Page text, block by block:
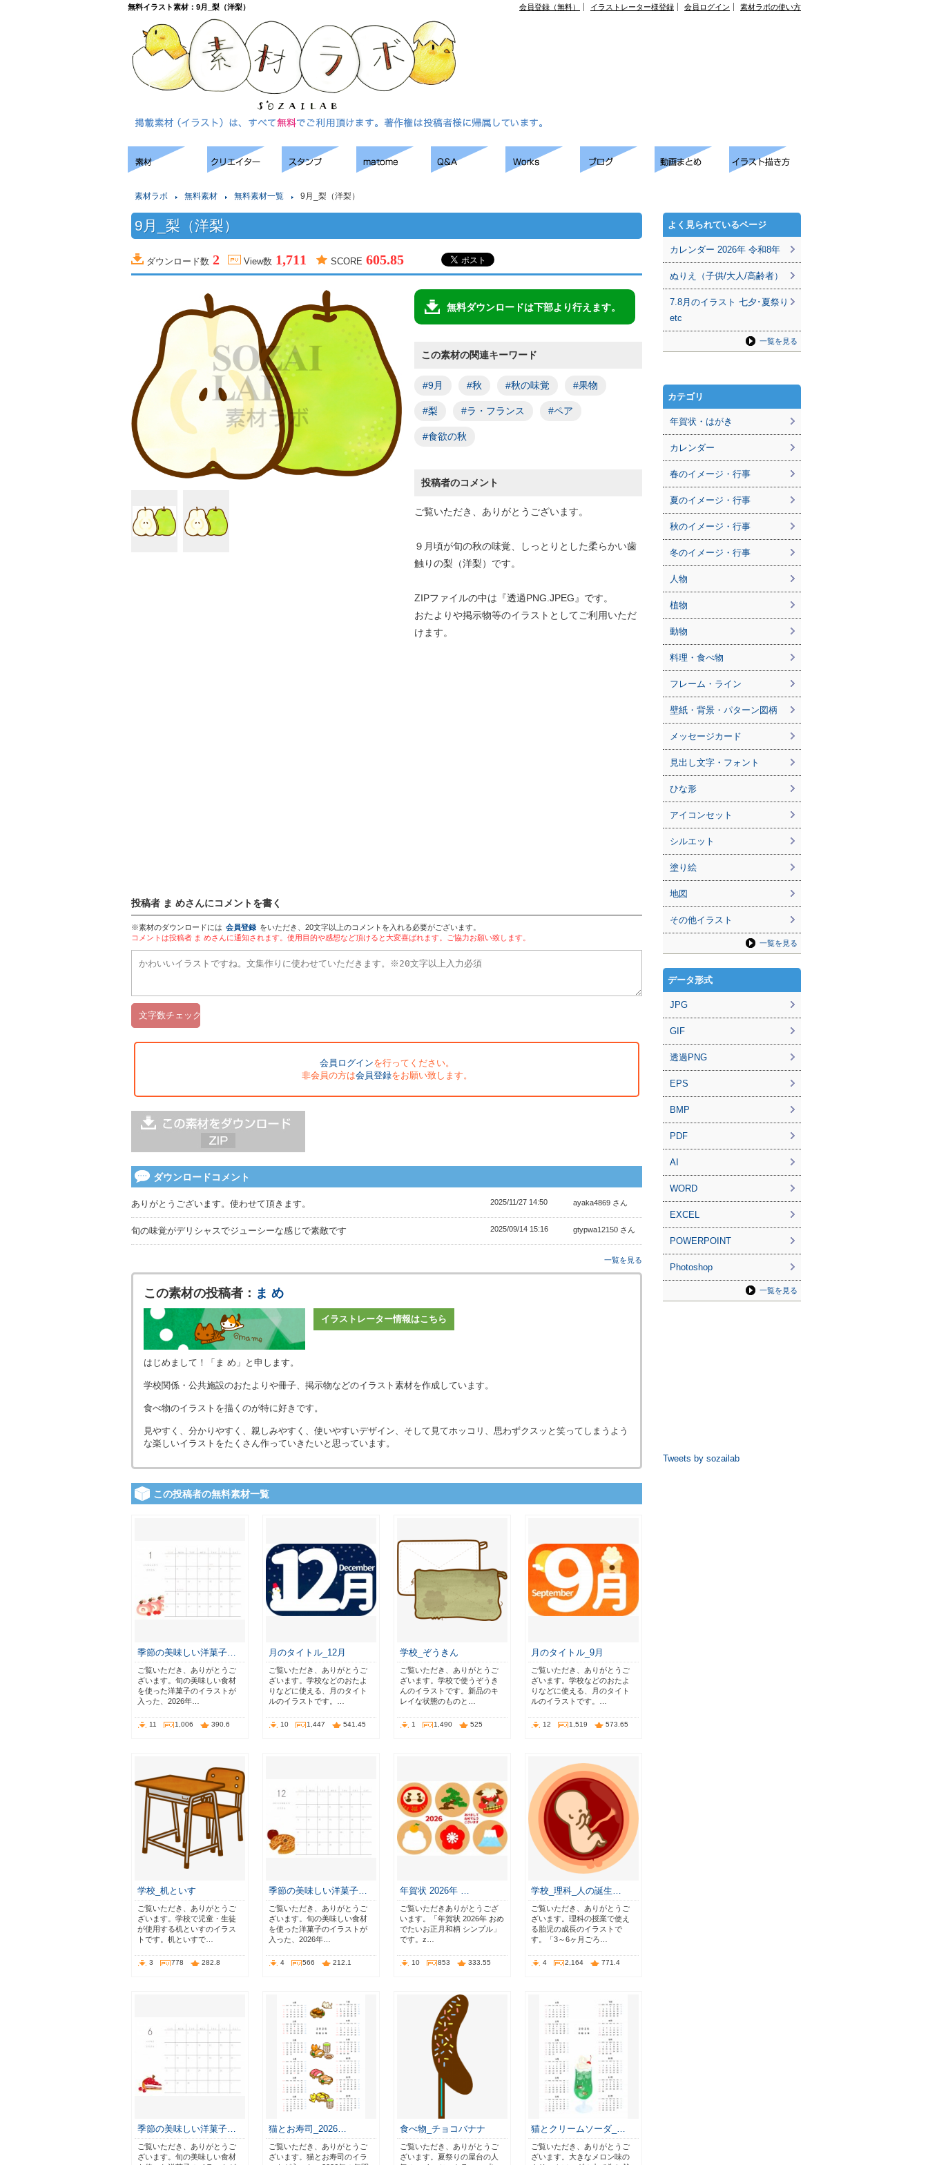
無料イラスト素材：9月_梨（洋梨） 会員登録（無料） イラストレーター様登録 会員ログイン 素材ラボの使い方
素材ラボ 無料素材 無料素材一覧 9月_梨（洋梨）
9月_梨（洋梨）
ダウンロード数 2 View数 1,711 SCORE 605.85
無料ダウンロードは下部より行えます。
この素材の関連キーワード
#9月 #秋 #秋の味覚 #果物
#梨 #ラ・フランス #ペア
#食欲の秋
投稿者のコメント
ご覧いただき、ありがとうございます。
９月頃が旬の秋の味覚、しっとりとした柔らかい歯
触りの梨（洋梨）です。
ZIPファイルの中は『透過PNG.JPEG』です。
おたよりや掲示物等のイラストとしてご利用いただ
けます。
投稿者 ま めさんにコメントを書く
※素材のダウンロードには 会員登録 をいただき、20文字以上のコメントを入れる必要がございます。
コメントは投稿者 ま めさんに通知されます。使用目的や感想など頂けると大変喜ばれます。ご協力お願い致します。
会員ログインを行ってください。
非会員の方は会員登録をお願い致します。
ダウンロードコメント
ありがとうございます。使わせて頂きます。 2025/11/27 14:50 ayaka4869 さん
旬の味覚がデリシャスでジューシーな感じで素敵です 2025/09/14 15:16 gtypwa12150 さん
一覧を見る
この素材の投稿者： ま め
イラストレーター情報はこちら
はじめまして！「ま め」と申します。
学校関係・公共施設のおたよりや冊子、掲示物などのイラスト素材を作成しています。
食べ物のイラストを描くのが特に好きです。
見やすく、分かりやすく、親しみやすく、使いやすいデザイン、そして見てホッコリ、思わずクスッと笑ってしまうよう
な楽しいイラストをたくさん作っていきたいと思っています。
この投稿者の無料素材一覧
季節の美味しい洋菓子…
ご覧いただき、ありがとうご
ざいます。旬の美味しい食材
を使った洋菓子のイラストが
入った、2026年…
11 1,006 390.6
月のタイトル_12月
ご覧いただき、ありがとうご
ざいます。学校などのおたよ
りなどに使える、月のタイト
ルのイラストです。…
10 1,447 541.45
学校_ぞうきん
ご覧いただき、ありがとうご
ざいます。学校で使うぞうき
んのイラストです。新品のキ
レイな状態のものと…
1 1,490 525
月のタイトル_9月
ご覧いただき、ありがとうご
ざいます。学校などのおたよ
りなどに使える、月のタイト
ルのイラストです。…
12 1,519 573.65
学校_机といす
ご覧いただき、ありがとうご
ざいます。学校で児童・生徒
が使用する机といすのイラス
トです。机といすで…
3 778 282.8
季節の美味しい洋菓子…
ご覧いただき、ありがとうご
ざいます。旬の美味しい食材
を使った洋菓子のイラストが
入った、2026年…
4 566 212.1
年賀状 2026年 …
ご覧いただきありがとうござ
います。「年賀状 2026年 おめ
でたいお正月和柄 シンプル」
です。z…
10 853 333.55
学校_理科_人の誕生…
ご覧いただき、ありがとうご
ざいます。理科の授業で使え
る胎児の成長のイラストで
す。「3～6ヶ月ごろ…
4 2,164 771.4
季節の美味しい洋菓子…
ご覧いただき、ありがとうご
ざいます。旬の美味しい食材
猫とお寿司_2026…
ご覧いただき、ありがとうご
ざいます。猫とお寿司のイラ
食べ物_チョコバナナ
ご覧いただき、ありがとうご
ざいます。夏祭りの屋台の人
猫とクリームソーダ_…
ご覧いただき、ありがとうご
ざいます。大きなメロン味の
よく見られているページ
カレンダー 2026年 令和8年
ぬりえ（子供/大人/高齢者）
7.8月のイラスト 七夕･夏祭り
etc
一覧を見る
カテゴリ
年賀状・はがき
カレンダー
春のイメージ・行事
夏のイメージ・行事
秋のイメージ・行事
冬のイメージ・行事
人物
植物
動物
料理・食べ物
フレーム・ライン
壁紙・背景・パターン図柄
メッセージカード
見出し文字・フォント
ひな形
アイコンセット
シルエット
塗り絵
地図
その他イラスト
一覧を見る
データ形式
JPG
GIF
透過PNG
EPS
BMP
PDF
AI
WORD
EXCEL
POWERPOINT
Photoshop
一覧を見る
Tweets by sozailab